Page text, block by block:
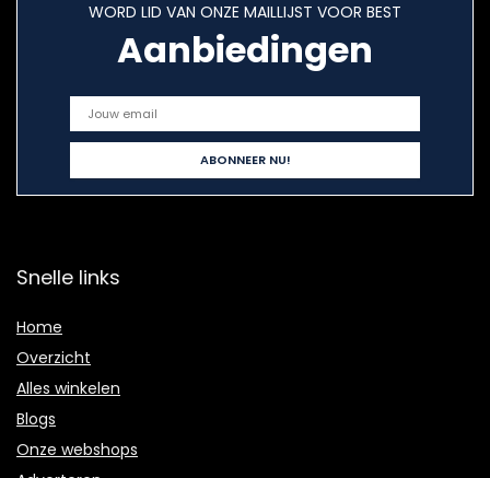
WORD LID VAN ONZE MAILLIJST VOOR BEST
Aanbiedingen
Snelle links
Home
Overzicht
Alles winkelen
Blogs
Onze webshops